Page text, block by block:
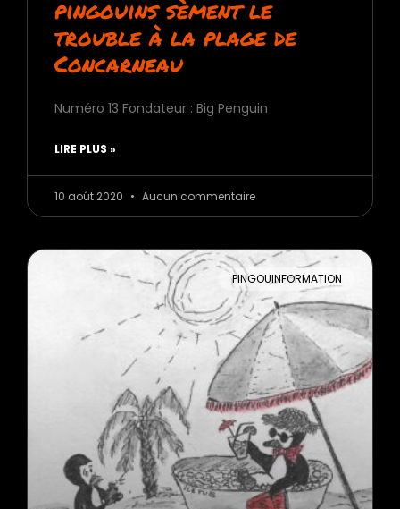
pingouins sèment le
trouble à la plage de
Concarneau
Numéro 13 Fondateur : Big Penguin
LIRE PLUS »
10 août 2020 Aucun commentaire
PINGOUINFORMATION